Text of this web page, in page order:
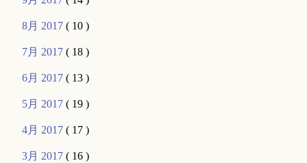
8月 2017( 10 )
7月 2017( 18 )
6月 2017( 13 )
5月 2017( 19 )
4月 2017( 17 )
3月 2017( 16 )